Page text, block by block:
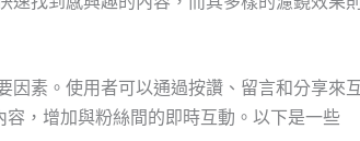
因素。使用者可以通過按讚、留言和分享來
，增加與粉絲間的即時互動。以下是一些